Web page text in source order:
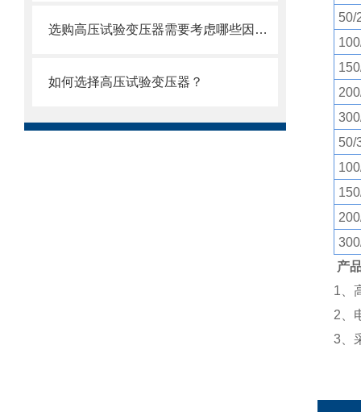
选购高压试验变压器需要考虑哪些因素？
如何选择高压试验变压器？
50/
50/
产
1、
2、
3、